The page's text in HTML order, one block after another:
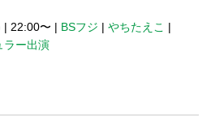
| 22:00〜 | BSフジ | やちたえこ |
ラー出演